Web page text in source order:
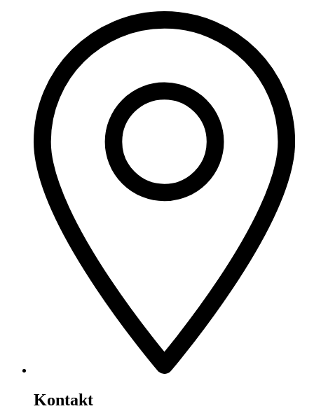
Kontakt